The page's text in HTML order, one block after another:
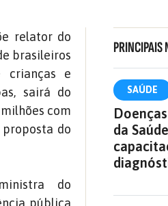
relator do
brasileiros
crianças e
sairá do
com
do
do
pública
PRINCIPAIS
SAÚDE
da